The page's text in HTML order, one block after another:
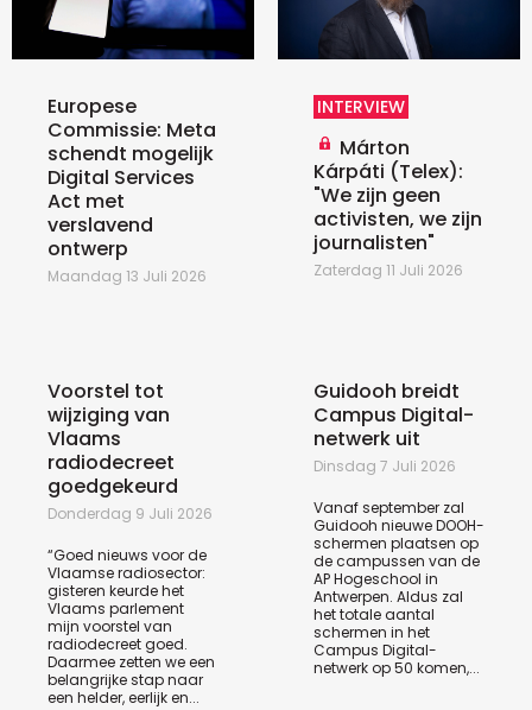
Europese
Commissie: Meta
schendt mogelijk
Digital Services
Act met
verslavend
ontwerp
Maandag 13 Juli 2026
INTERVIEW
Márton
Kárpáti (Telex):
"We zijn geen
activisten, we zijn
journalisten"
Zaterdag 11 Juli 2026
Voorstel tot
wijziging van
Vlaams
radiodecreet
goedgekeurd
Donderdag 9 Juli 2026
“Goed nieuws voor de
Vlaamse radiosector:
gisteren keurde het
Vlaams parlement
mijn voorstel van
radiodecreet goed.
Daarmee zetten we een
belangrijke stap naar
een helder, eerlijk en...
Guidooh breidt
Campus Digital-
netwerk uit
Dinsdag 7 Juli 2026
Vanaf september zal
Guidooh nieuwe DOOH-
schermen plaatsen op
de campussen van de
AP Hogeschool in
Antwerpen. Aldus zal
het totale aantal
schermen in het
Campus Digital-
netwerk op 50 komen,...